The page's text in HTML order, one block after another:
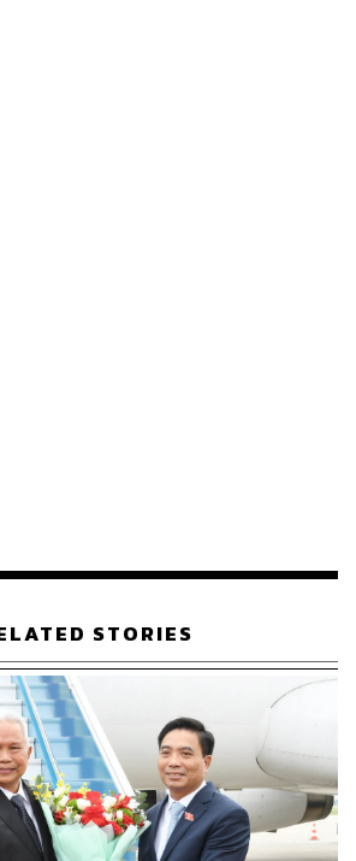
งเมืองดานังคือสะพานมังกรอันเป็น
งดานังที่เชื่อมทั้งสองฝั่งไว้ด้วยกัน ด้าน
รค้าและที่อยู่อาศัย ส่วนด้านหัวของ
งเมืองที่เป็นที่ตั้งของร้านอาหาร
หาด และบาร์ค็อกเทลที่ซ่อนตัวอยู่ตาม
ไลต์สำหรับคนที่รักความชิลแล้วคือทาง
มานั่งเล่นรับลมกันทั้งวัน ส่วนกลางคืน
วเมืองที่มานั่งคุยกันบ้าง นั่งกินอาหาร
ตี้ยกันบ้าง หรือแม้แต่เต้นลีลาศริม
STORIES